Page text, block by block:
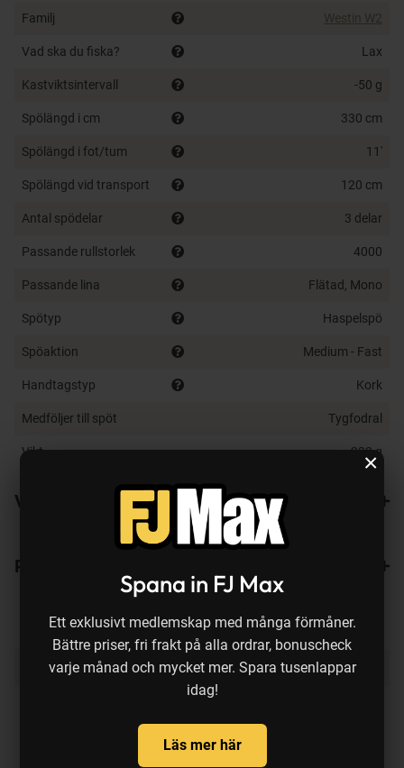
Spana in FJ Max
Ett exklusivt medlemskap med många förmåner.
Bättre priser, fri frakt på alla ordrar, bonuscheck
varje månad och mycket mer. Spara tusenlappar
idag!
Läs mer här
×
kämpande atlantlax till aggressiv havsöring – i alla
förhållanden. Ett spö som levererar kontroll, styrka och
Ringar:Seaguide® SXQHRAG
Klinga:24/30 ton High Performance Carbon
Krokhållare:Seaguide® Dhook
Familj Westin W2
Vad ska du fiska? Lax
Kastviktsintervall -50 g
Spölängd i cm 330 cm
Spölängd i fot/tum 11'
Spölängd vid transport 120 cm
Antal spödelar 3 delar
Passande rullstorlek 4000
Passande lina Flätad, Mono
Spötyp Haspelspö
Spöaktion Medium - Fast
Handtagstyp Kork
Medföljer till spöt Tygfodral
Vikt 232 g
Varianter
Recensioner
Produkten köps ofta ihop med: